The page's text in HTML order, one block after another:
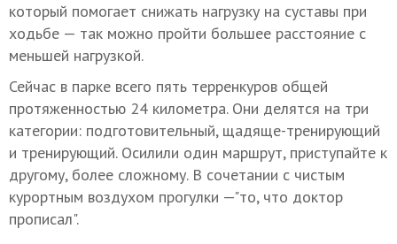
который помогает снижать нагрузку на суставы при
ходьбе — так можно пройти большее расстояние с
меньшей нагрузкой.
Сейчас в парке всего пять терренкуров общей
протяженностью 24 километра. Они делятся на три
категории: подготовительный, щадяще-тренирующий
и тренирующий. Осилили один маршрут, приступайте к
другому, более сложному. В сочетании с чистым
курортным воздухом прогулки —"то, что доктор
прописал".